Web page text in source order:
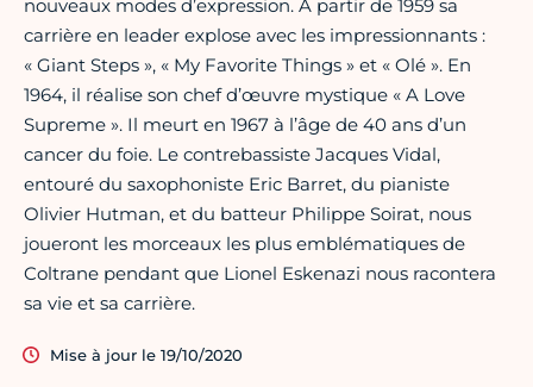
nouveaux modes d’expression. A partir de 1959 sa
carrière en leader explose avec les impressionnants :
« Giant Steps », « My Favorite Things » et « Olé ». En
1964, il réalise son chef d’œuvre mystique « A Love
Supreme ». Il meurt en 1967 à l’âge de 40 ans d’un
cancer du foie. Le contrebassiste Jacques Vidal,
entouré du saxophoniste Eric Barret, du pianiste
Olivier Hutman, et du batteur Philippe Soirat, nous
joueront les morceaux les plus emblématiques de
Coltrane pendant que Lionel Eskenazi nous racontera
sa vie et sa carrière.
Mise à jour le 19/10/2020